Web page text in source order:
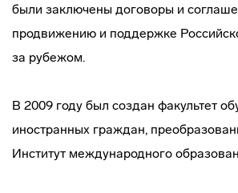
были заключены договоры и
продвижению и поддержке
за рубежом.
В 2009 году был создан факультет
иностранных граждан,
Институт международного